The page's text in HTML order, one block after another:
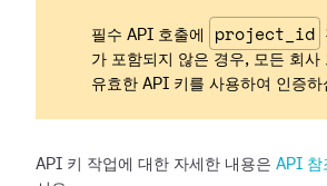
필수 API 호출에 project_id
가 포함되지 않은 경우, 모든 회사
유효한 API 키를 사용하여 인증하
API 키 작업에 대한 자세한 내용은 API 참